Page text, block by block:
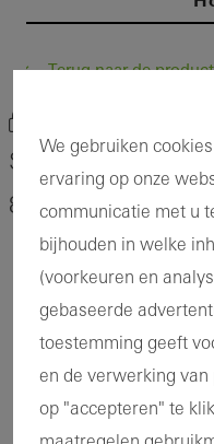
Terug naar de
Schüco Schuif- en
80.HI
We gebruiken
ervaring op onze
communicatie met u
bijhouden in welke
(voorkeuren en
gebaseerde
toestemming geeft
en de verwerking
op "accepteren" te